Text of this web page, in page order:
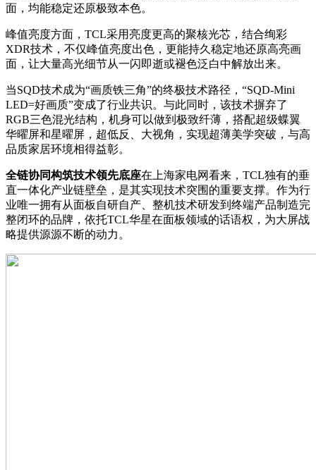
面，均能稳定还原极致本色。
峰值亮度方面，TCL采用亮度更高的聚核光芯，结合绚彩
XDR技术，不仅峰值亮度出色，更能持久稳定地还原高亮画
面，让大量高光细节从一闪即逝或褪色泛白中解放出来。
当SQD技术成为“画质铁三角”的终极技术路径，“SQD-Mini
LED=好画质”变成了行业共识。与此同时，该技术摒弃了
RGB三色混光结构，机身可以做到极致纤薄，搭配超级蝶翼
华曜屏和星曜屏，超低反、大视角，实现超薄美学突破，与高
品质家居环境相得益彰。
全链协同构筑技术领先底座在上海家电网看来，TCL独有的垂
直一体化产业链壁垒，是其实现技术突围的重要支撑。作为行
业唯一拥有从面板自研自产、整机技术研发到终端产品制造完
整闭环的品牌，依托TCL华星在面板领域的话语权，为大屏战
略提供源源不断的动力。